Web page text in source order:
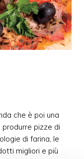
che è poi una
pizze di
di farina, le
migliori e più